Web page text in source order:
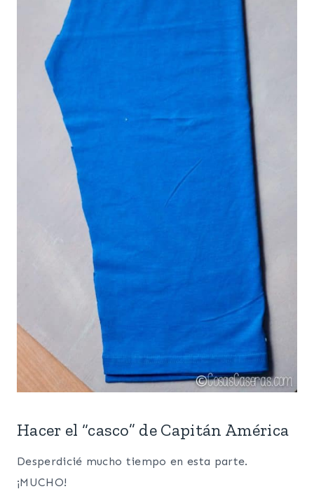
Hacer el “casco” de Capitán América
Desperdicié mucho tiempo en esta parte.
¡MUCHO!